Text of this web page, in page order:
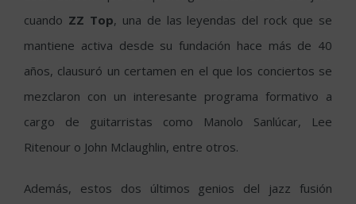
cuando ZZ Top, una de las leyendas del rock que se
mantiene activa desde su fundación hace más de 40
años, clausuró un certamen en el que los conciertos se
mezclaron con un interesante programa formativo a
cargo de guitarristas como Manolo Sanlúcar, Lee
Ritenour o John Mclaughlin, entre otros.
Además, estos dos últimos genios del jazz fusión